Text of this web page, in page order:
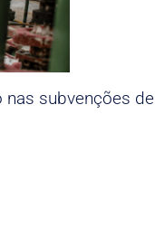
nas subvenções de